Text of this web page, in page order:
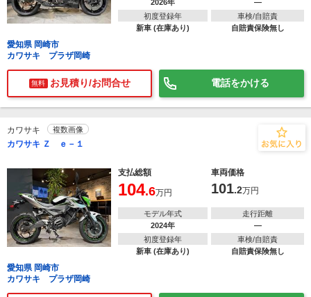
2026年
―
初度登録年
新車 (在庫あり)
車検/自賠責
自賠責保険無し
愛知県 岡崎市
カワサキ プラザ岡崎
無料 お見積り/お問合せ 電話をかける
カワサキ 複数画像
カワサキ Ｚ ｅ－１
支払総額 車両価格
104.6万円 101.2万円
モデル年式
2024年
走行距離
―
初度登録年
新車 (在庫あり)
車検/自賠責
自賠責保険無し
愛知県 岡崎市
カワサキ プラザ岡崎